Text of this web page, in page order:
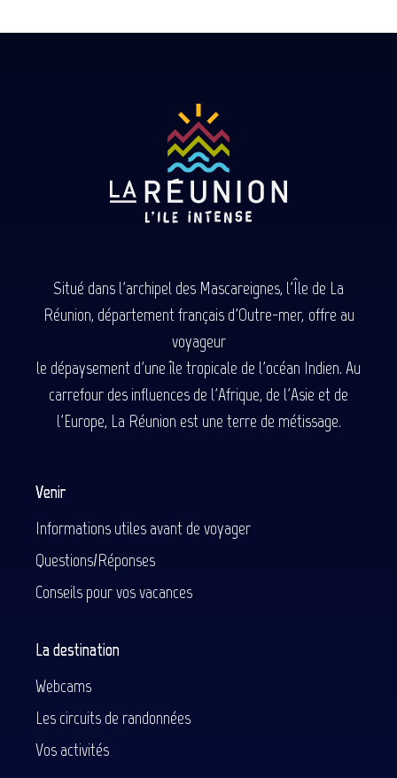
Situé dans l'archipel des Mascareignes, l'Île de La
Réunion, département français d'Outre-mer, offre au
voyageur
le dépaysement d'une île tropicale de l'océan Indien. Au
carrefour des influences de l'Afrique, de l'Asie et de
l'Europe, La Réunion est une terre de métissage.
Venir
Informations utiles avant de voyager
Questions/Réponses
Conseils pour vos vacances
La destination
Webcams
Les circuits de randonnées
Vos activités